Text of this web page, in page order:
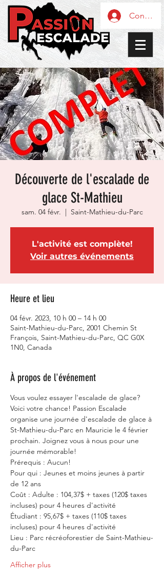
Découverte de l'escalade de
glace St-Mathieu
sam. 04 févr.
  |
Saint-Mathieu-du-Parc
L'activité est complète!
Voir autres événements
Heure et lieu
04 févr. 2023, 10 h 00 – 14 h 00
Saint-Mathieu-du-Parc, 2001 Chemin St
François, Saint-Mathieu-du-Parc, QC G0X
1N0, Canada
À propos de l'événement
Vous voulez essayer l'escalade de glace?
Voici votre chance! Passion Escalade
organise une journée d'escalade de glace à
St-Mathieu-du-Parc en Mauricie le 4 février
prochain. Joignez vous à nous pour une
journée mémorable!
Prérequis : Aucun!
Pour qui : Jeunes et moins jeunes à partir
de 12 ans
Coût : Adulte : 104,37$ + taxes (120$ taxes
incluses) pour 4 heures d'activité
Étudiant : 95,67$ + taxes (110$ taxes
incluses) pour 4 heures d'activité
Lieu : Parc récréoforestier de Saint-Mathieu-
du-Parc
Afficher plus